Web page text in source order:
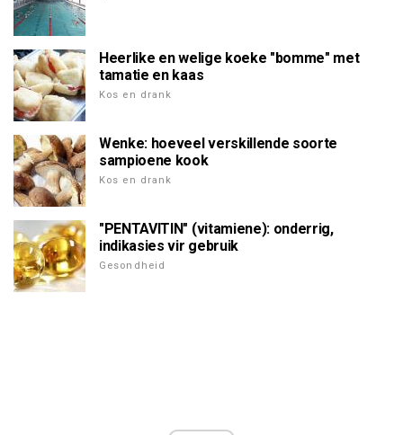
Heerlike en welige koeke "bomme" met
tamatie en kaas
Kos en drank
Wenke: hoeveel verskillende soorte
sampioene kook
Kos en drank
"PENTAVITIN" (vitamiene): onderrig,
indikasies vir gebruik
Gesondheid